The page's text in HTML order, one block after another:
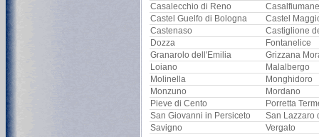
Casalecchio di Reno
Castel Guelfo di Bologna
Castel
Castenaso
Castiglione
Dozza
Fontanelice
Granarolo dell'Emilia
Grizzana
Loiano
Malalbergo
Molinella
Monghidoro
Monzuno
Mordano
Pieve di Cento
Porretta
San Giovanni in Persiceto
San Lazzaro
Savigno
Vergato